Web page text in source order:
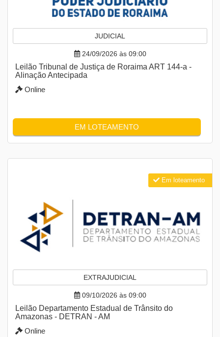
JUDICIAL
24/09/2026 às 09:00
Leilão Tribunal de Justiça de Roraima ART 144-a -
Alinação Antecipada
Online
EM LOTEAMENTO
EXTRAJUDICIAL
09/10/2026 às 09:00
Leilão Departamento Estadual de Trânsito do
Amazonas - DETRAN - AM
Online
Em loteamento